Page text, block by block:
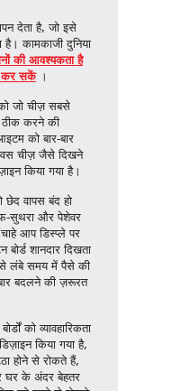
देता है, जो इसे
कामकाजी दुनिया
की आवश्यकता है
कर सकें ।
को जो चीज़ सबसे
करने की
को बार-बार
चीज़ जैसे दिखने
किया गया है।
छेद वापस बंद हो
सुथरा और पेशेवर
आप डिस्प्ले पर
शानदार दिखता
लंबे समय में पैसे की
बदलने की ज़रूरत
को व्यावहारिकता
किया गया है,
होने से रोकते हैं,
घर के अंदर बेहतर